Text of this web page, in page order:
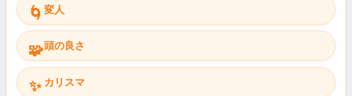
🌀 変人
🧩頭の良さ
✨ カリスマ